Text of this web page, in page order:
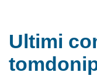
Ultimi